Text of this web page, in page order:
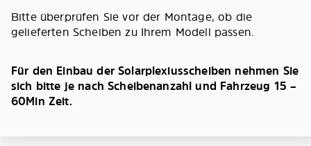
Bitte überprüfen Sie vor der Montage, ob die
gelieferten Scheiben zu Ihrem Modell passen.
Für den Einbau der Solarplexiusscheiben nehmen Sie
sich bitte je nach Scheibenanzahl und Fahrzeug 15 –
60Min Zeit.